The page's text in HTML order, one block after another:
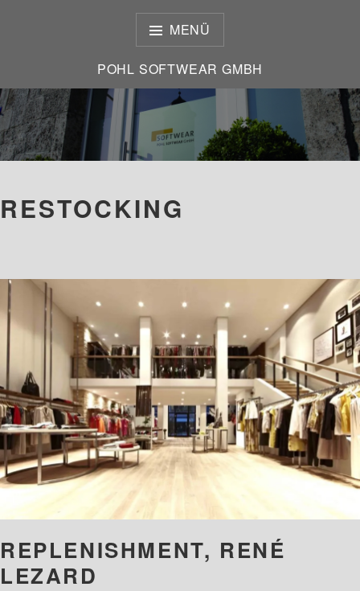
MENÜ
POHL SOFTWEAR GMBH
POHL SOFTWEAR GMBH
RESTOCKING
REPLENISHMENT, RENÉ
LEZARD